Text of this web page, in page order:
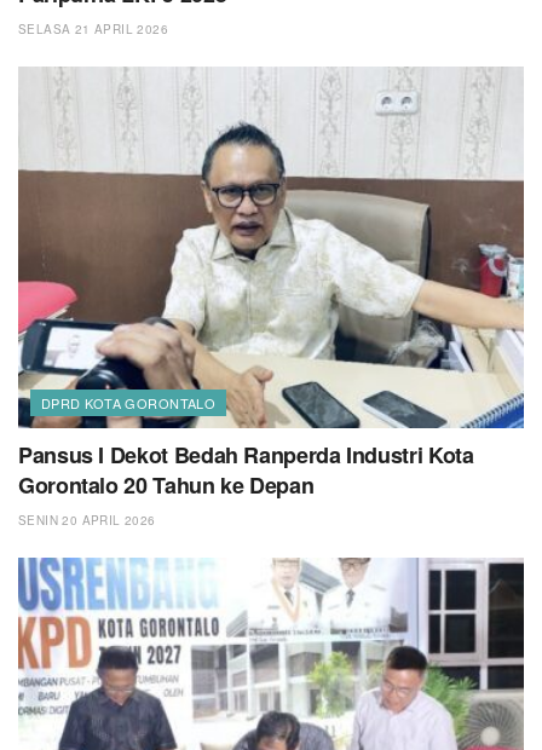
SELASA 21 APRIL 2026
DPRD KOTA GORONTALO
Pansus I Dekot Bedah Ranperda Industri Kota
Gorontalo 20 Tahun ke Depan
SENIN 20 APRIL 2026